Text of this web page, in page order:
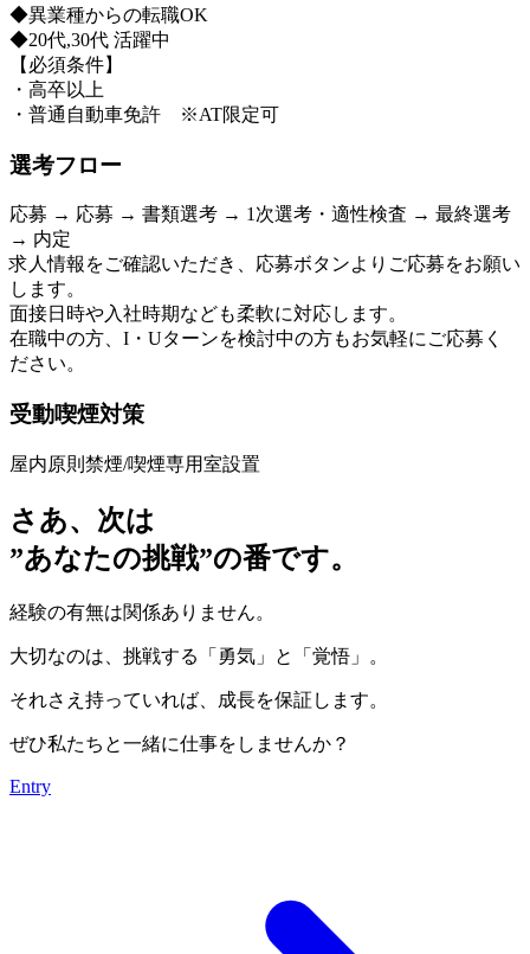
◆異業種からの転職OK
◆20代,30代 活躍中
【必須条件】
・高卒以上
・普通自動車免許 ※AT限定可
選考フロー
応募 → 応募 → 書類選考 → 1次選考・適性検査 → 最終選考
→ 内定
求人情報をご確認いただき、応募ボタンよりご応募をお願い
します。
面接日時や入社時期なども柔軟に対応します。
在職中の方、I・Uターンを検討中の方もお気軽にご応募く
ださい。
受動喫煙対策
屋内原則禁煙/喫煙専用室設置
さあ、次は
”あなたの挑戦”の番です。
経験の有無は関係ありません。
大切なのは、挑戦する「勇気」と「覚悟」。
それさえ持っていれば、成長を保証します。
ぜひ私たちと一緒に仕事をしませんか？
Entry